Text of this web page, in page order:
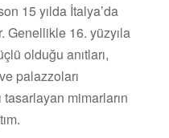
15 yılda İtalya’da
Genellikle 16. yüzyıla
olduğu anıtları,
palazzoları
tasarlayan mimarların